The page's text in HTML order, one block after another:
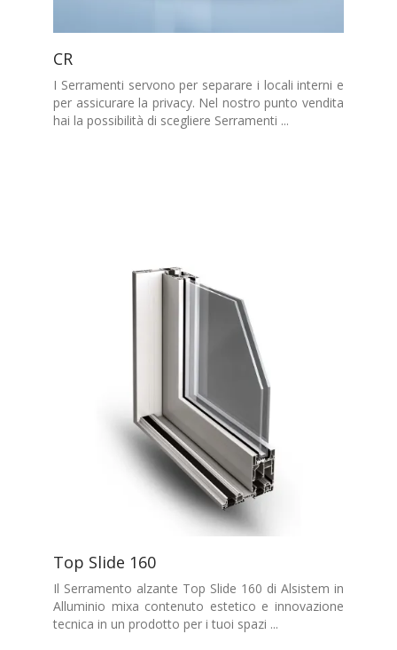
CR
I Serramenti servono per separare i locali interni e
per assicurare la privacy. Nel nostro punto vendita
hai la possibilità di scegliere Serramenti ...
Top Slide 160
Il Serramento alzante Top Slide 160 di Alsistem in
Alluminio mixa contenuto estetico e innovazione
tecnica in un prodotto per i tuoi spazi ...